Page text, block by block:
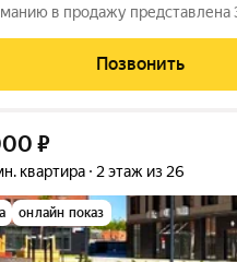
в продажу представлена
ремонтом,
и
Позвонить
₽
квартира 2 этаж из 26
онлайн показ